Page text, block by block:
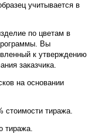
учитывается в
по цветам в
Вы
к утверждению
заказчика.
на основании
стоимости тиража.
тиража.